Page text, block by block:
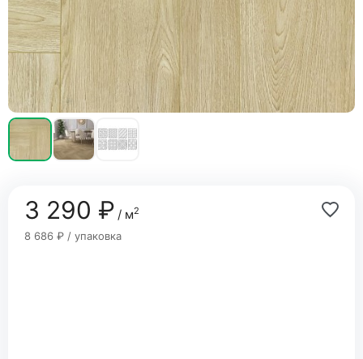
3 290 ₽/ м2
8 686 ₽ / упаковка